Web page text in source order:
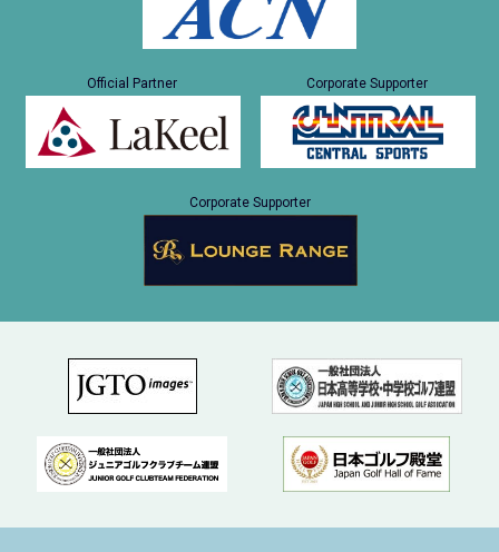
Official Partner Corporate Supporter
Corporate Supporter